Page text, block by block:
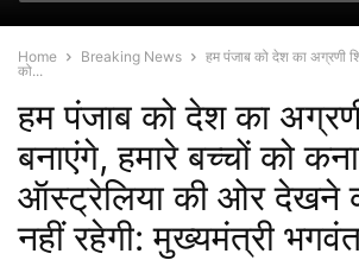
Home Breaking News
हम पंजाब को देश का अग्रणी
को...
हम पंजाब को देश का
बनाएंगे, हमारे बच्चों को
ऑस्ट्रेलिया की ओर देखने
नहीं रहेगी: मुख्यमंत्री